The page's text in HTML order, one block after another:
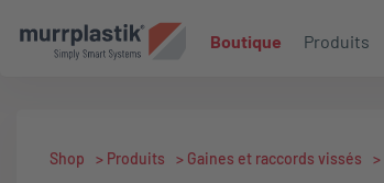
Boutique Produits
Shop > Produits > Gaines et raccords vissés >